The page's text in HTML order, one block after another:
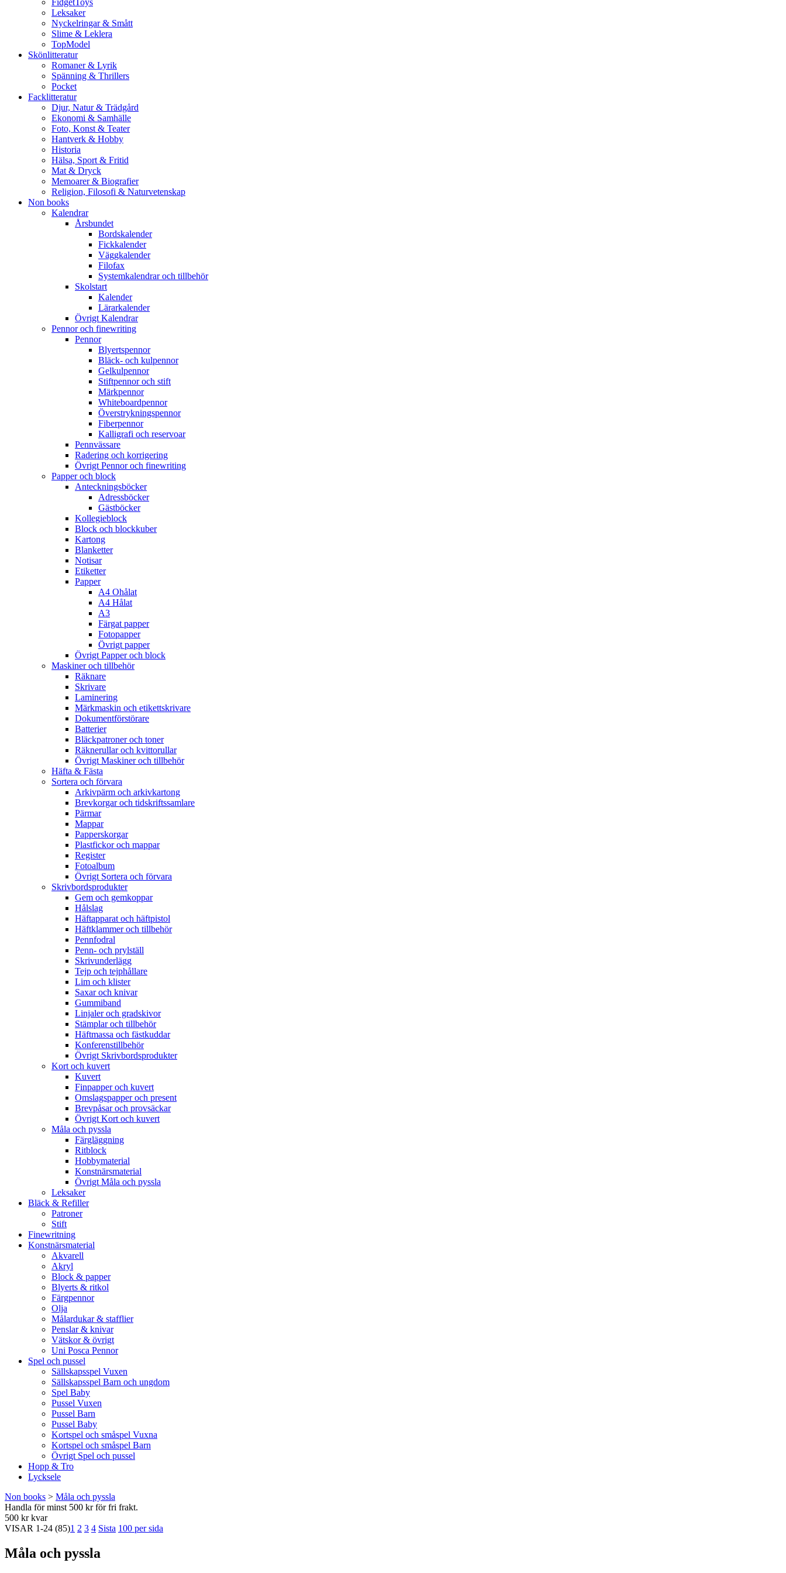
FidgetToys
Leksaker
Nyckelringar & Smått
Slime & Leklera
TopModel
Skönlitteratur
Romaner & Lyrik
Spänning & Thrillers
Pocket
Facklitteratur
Djur, Natur & Trädgård
Ekonomi & Samhälle
Foto, Konst & Teater
Hantverk & Hobby
Historia
Hälsa, Sport & Fritid
Mat & Dryck
Memoarer & Biografier
Religion, Filosofi & Naturvetenskap
Non books
Kalendrar
Årsbundet
Bordskalender
Fickkalender
Väggkalender
Filofax
Systemkalendrar och tillbehör
Skolstart
Kalender
Lärarkalender
Övrigt Kalendrar
Pennor och finewriting
Pennor
Blyertspennor
Bläck- och kulpennor
Gelkulpennor
Stiftpennor och stift
Märkpennor
Whiteboardpennor
Överstrykningspennor
Fiberpennor
Kalligrafi och reservoar
Pennvässare
Radering och korrigering
Övrigt Pennor och finewriting
Papper och block
Anteckningsböcker
Adressböcker
Gästböcker
Kollegieblock
Block och blockkuber
Kartong
Blanketter
Notisar
Etiketter
Papper
A4 Ohålat
A4 Hålat
A3
Färgat papper
Fotopapper
Övrigt papper
Övrigt Papper och block
Maskiner och tillbehör
Räknare
Skrivare
Laminering
Märkmaskin och etikettskrivare
Dokumentförstörare
Batterier
Bläckpatroner och toner
Räknerullar och kvittorullar
Övrigt Maskiner och tillbehör
Häfta & Fästa
Sortera och förvara
Arkivpärm och arkivkartong
Brevkorgar och tidskriftssamlare
Pärmar
Mappar
Papperskorgar
Plastfickor och mappar
Register
Fotoalbum
Övrigt Sortera och förvara
Skrivbordsprodukter
Gem och gemkoppar
Hålslag
Häftapparat och häftpistol
Häftklammer och tillbehör
Pennfodral
Penn- och prylställ
Skrivunderlägg
Tejp och tejphållare
Lim och klister
Saxar och knivar
Gummiband
Linjaler och gradskivor
Stämplar och tillbehör
Häftmassa och fästkuddar
Konferenstillbehör
Övrigt Skrivbordsprodukter
Kort och kuvert
Kuvert
Finpapper och kuvert
Omslagspapper och present
Brevpåsar och provsäckar
Övrigt Kort och kuvert
Måla och pyssla
Färgläggning
Ritblock
Hobbymaterial
Konstnärsmaterial
Övrigt Måla och pyssla
Leksaker
Bläck & Refiller
Patroner
Stift
Finewritning
Konstnärsmaterial
Akvarell
Akryl
Block & papper
Blyerts & ritkol
Färgpennor
Olja
Målardukar & stafflier
Penslar & knivar
Vätskor & övrigt
Uni Posca Pennor
Spel och pussel
Sällskapsspel Vuxen
Sällskapsspel Barn och ungdom
Spel Baby
Pussel Vuxen
Pussel Barn
Pussel Baby
Kortspel och småspel Vuxna
Kortspel och småspel Barn
Övrigt Spel och pussel
Hopp & Tro
Lycksele
Non books > Måla och pyssla
Handla för minst 500 kr för fri frakt.
500 kr kvar
VISAR 1-24 (85)1 2 3 4 Sista 100 per sida
Måla och pyssla